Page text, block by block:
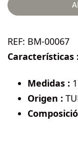
REF: BM-00067
Características :
Medidas :
Origen :